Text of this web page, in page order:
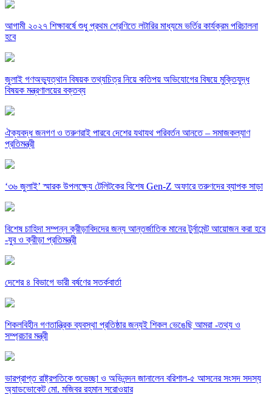
আগামী ২০২৭ শিক্ষাবর্ষে শুধু প্রথম শ্রেণিতে লটারির মাধ্যমে ভর্তির কার্যক্রম পরিচালনা
হবে
জুলাই গণঅভ্যুত্থান বিষয়ক তথ্যচিত্র নিয়ে কতিপয় অভিযোগের বিষয়ে মুক্তিযুদ্ধ
বিষয়ক মন্ত্রণালয়ের বক্তব্য
ঐক্যবদ্ধ জনগণ ও তরুণরাই পারবে দেশের যথাযথ পরিবর্তন আনতে – সমাজকল্যাণ
প্রতিমন্ত্রী
‘৩৬ জুলাই’ স্মারক উপলক্ষ্যে টেলিটকের বিশেষ Gen-Z অফারে তরুণদের ব্যাপক সাড়া
বিশেষ চাহিদা সম্পন্ন ক্রীড়াবিদদের জন্য আন্তর্জাতিক মানের টুর্নামেন্ট আয়োজন করা হবে
-যুব ও ক্রীড়া প্রতিমন্ত্রী
দেশের ৪ বিভাগে ভারী বর্ষণের সতর্কবার্তা
শিকলবিহীন গণতান্ত্রিক ব্যবস্থা প্রতিষ্ঠার জন্যই শিকল ভেঙেছি আমরা -তথ্য ও
সম্প্রচার মন্ত্রী
ভারপ্রাপ্ত রাষ্ট্রপতিকে শুভেচ্ছা ও অভিনন্দন জানালেন বরিশাল-৫ আসনের সংসদ সদস্য
অ্যাডভোকেট মো. মজিবর রহমান সরোওয়ার